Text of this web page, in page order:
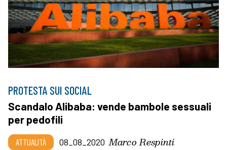
PROTESTA SUI SOCIAL
Scandalo Alibaba: vende bambole sessuali
per pedofili
ATTUALITÀ 08_08_2020 Marco Respinti